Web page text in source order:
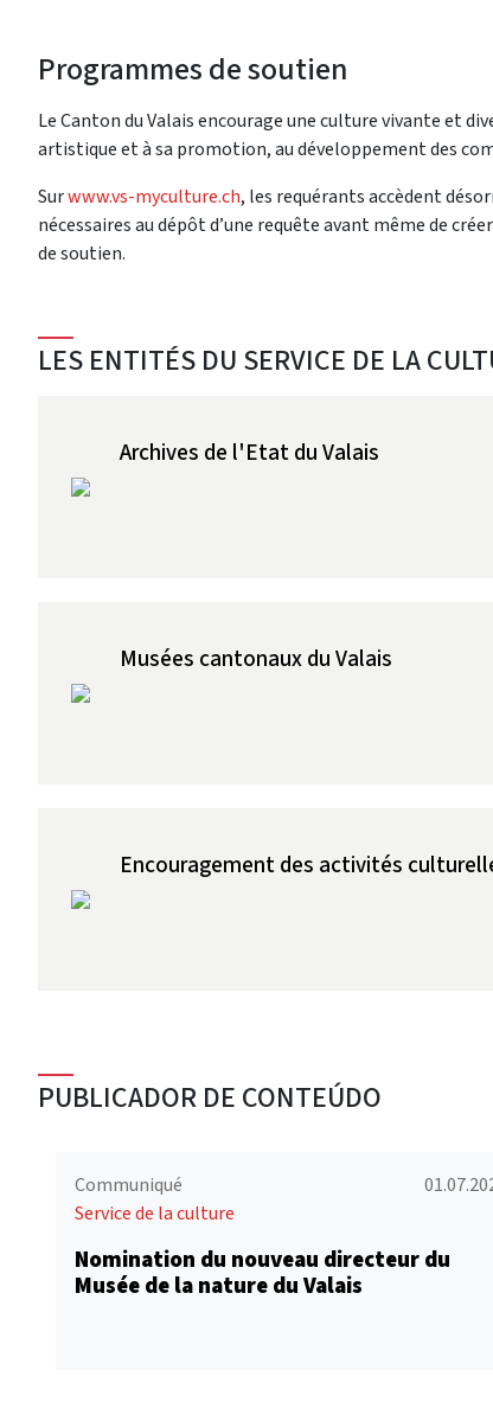
Programmes de soutien
Le Canton du Valais encourage une culture vivante et
artistique et à sa promotion, au développement des
Surwww.vs-myculture.ch, les requérants accèdent
nécessaires au dépôt d’une requête avant même de
de soutien.
LES ENTITÉS DU SERVICE DE LA
Archives de l'Etat du Valais
Musées cantonaux du Valais
Encouragement des activités
PUBLICADOR DE CONTEÚDO
Communiqué
Service de la culture
Nomination du nouveau directeur du
Musée de la nature du Valais